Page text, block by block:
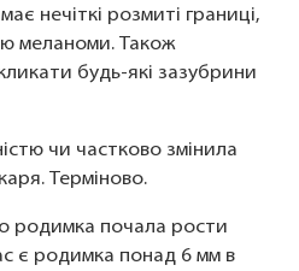
нечіткі розмиті границі,
меланоми. Також
будь-які зазубрини
чи частково змінила
Терміново.
родимка почала рости
є родимка понад 6 мм в